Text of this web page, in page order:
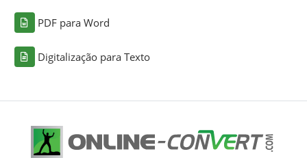
PDF para Word
Digitalização para Texto